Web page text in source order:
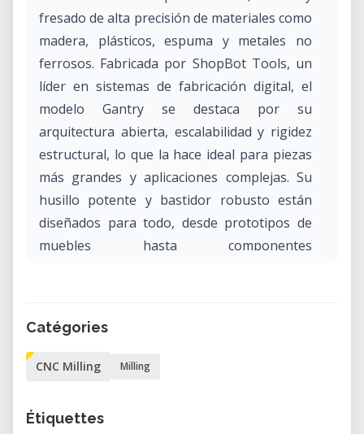
fresado de alta precisión de materiales como
madera, plásticos, espuma y metales no
ferrosos. Fabricada por ShopBot Tools, un
líder en sistemas de fabricación digital, el
modelo Gantry se destaca por su
arquitectura abierta, escalabilidad y rigidez
estructural, lo que la hace ideal para piezas
más grandes y aplicaciones complejas. Su
husillo potente y bastidor robusto están
diseñados para todo, desde prototipos de
muebles hasta componentes
Por qué alquilar la ShopBot Gantry en
Alquilar la ShopBot Gantry CNC en nuestro
fabricación digital de alta rendimiento
Catégories
CNC Milling Milling
Étiquettes